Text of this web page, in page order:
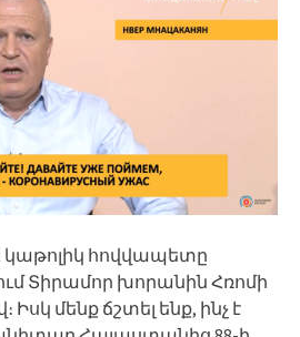
կաթոլիկ հովվապետը
Տիրամոր խորանին Հռոմի
մենք ճշտել ենք, ինչ է